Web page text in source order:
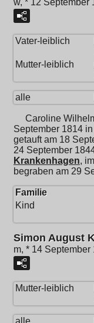
w, * 12 September
Vater-leiblich
Mutter-leiblich
alle
Caroline
September 1814 in
getauft am 18
24 September
Krankenhagen,
begraben am 29
Familie
Kind
Simon August
m, * 14 September
Mutter-leiblich
alle